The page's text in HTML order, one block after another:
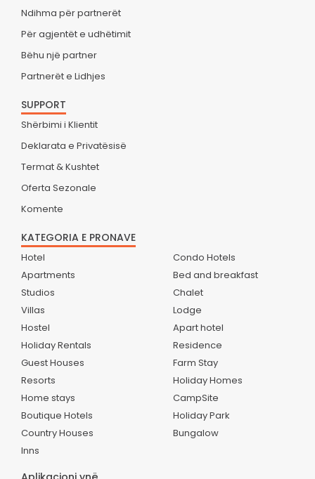
Ndihma për partnerët
Për agjentët e udhëtimit
Bëhu një partner
Partnerët e Lidhjes
SUPPORT
Shërbimi i Klientit
Deklarata e Privatësisë
Termat & Kushtet
Oferta Sezonale
Komente
KATEGORIA E PRONAVE
Hotel
Apartments
Studios
Villas
Hostel
Holiday Rentals
Guest Houses
Resorts
Home stays
Boutique Hotels
Country Houses
Inns
Condo Hotels
Bed and breakfast
Chalet
Lodge
Apart hotel
Residence
Farm Stay
Holiday Homes
CampSite
Holiday Park
Bungalow